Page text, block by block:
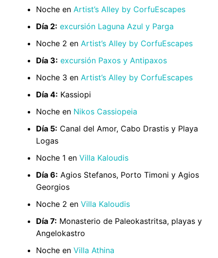
Noche en Artist’s Alley by CorfuEscapes
Día 2: excursión Laguna Azul y Parga
Noche 2 en Artist’s Alley by CorfuEscapes
Día 3: excursión Paxos y Antipaxos
Noche 3 en Artist’s Alley by CorfuEscapes
Día 4: Kassiopi
Noche en Nikos Cassiopeia
Día 5: Canal del Amor, Cabo Drastis y Playa
Logas
Noche 1 en Villa Kaloudis
Día 6: Agios Stefanos, Porto Timoni y Agios
Georgios
Noche 2 en Villa Kaloudis
Día 7: Monasterio de Paleokastritsa, playas y
Angelokastro
Noche en Villa Athina